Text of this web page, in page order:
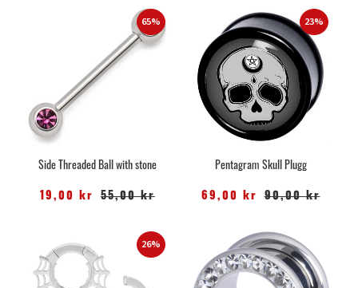
65%
Side Threaded Ball with stone
19,00 kr 55,00 kr
23%
Pentagram Skull Plugg
69,00 kr 90,00 kr
26%